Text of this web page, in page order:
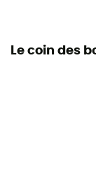
Le coin des